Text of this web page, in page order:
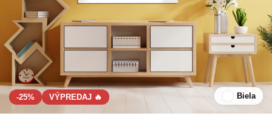
-25% VÝPREDAJ 🔥 Biela